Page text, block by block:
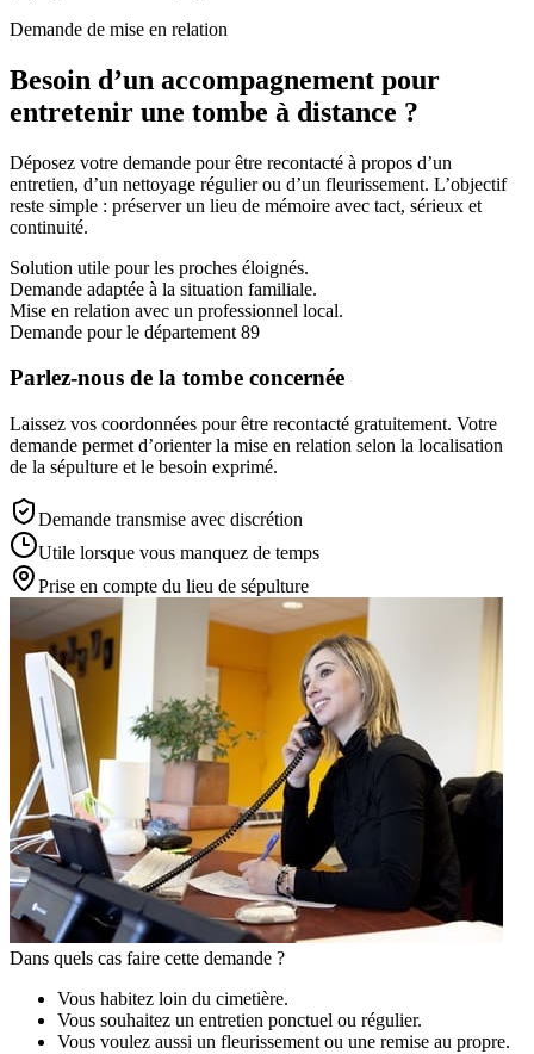
Demande de mise en relation
Besoin d’un accompagnement pour
entretenir une tombe à distance ?
Déposez votre demande pour être recontacté à propos d’un
entretien, d’un nettoyage régulier ou d’un fleurissement. L’objectif
reste simple : préserver un lieu de mémoire avec tact, sérieux et
continuité.
Solution utile pour les proches éloignés.
Demande adaptée à la situation familiale.
Mise en relation avec un professionnel local.
Demande pour le département 89
Parlez-nous de la tombe concernée
Laissez vos coordonnées pour être recontacté gratuitement. Votre
demande permet d’orienter la mise en relation selon la localisation
de la sépulture et le besoin exprimé.
Demande transmise avec discrétion
Utile lorsque vous manquez de temps
Prise en compte du lieu de sépulture
Dans quels cas faire cette demande ?
Vous habitez loin du cimetière.
Vous souhaitez un entretien ponctuel ou régulier.
Vous voulez aussi un fleurissement ou une remise au propre.